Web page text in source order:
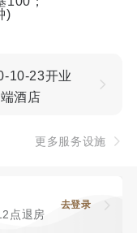
)
10-23开业
酒店
更多服务设施
点退房
去登录